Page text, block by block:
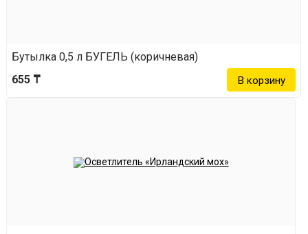
Бутылка 0,5 л БУГЕЛЬ (коричневая)
655 ₸